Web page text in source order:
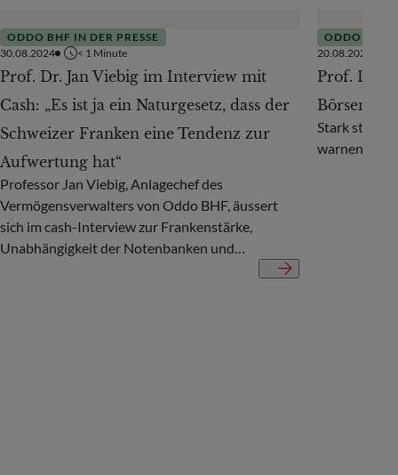
ODDO BHF IN DER PRESSE
30.08.2024
< 1 Minute
Prof. Dr. Jan Viebig im Interview mit
Cash: „Es ist ja ein Naturgesetz, dass der
Schweizer Franken eine Tendenz zur
Aufwertung hat“
Professor Jan Viebig, Anlagechef des
Vermögensverwalters von Oddo BHF, äussert
sich im cash-Interview zur Frankenstärke,
Unabhängigkeit der Notenbanken und
ODDO BHF
20.08.2024
Prof. Dr.
Börsen-
Stark
warnen vor